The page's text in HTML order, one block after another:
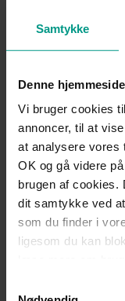
Samtykke
Denne
Vi bruger cookies
annoncer, til at
at analysere vores
OK og gå videre
brugen af cookies.
dit samtykke ved
som du finder i
ligesom du kan
behandling af
understøtte
myndighederne
reglerne.
Du kan læse hele
Vores
Denne beretning
at forholde sig til
behandling af
for fastsættelse af